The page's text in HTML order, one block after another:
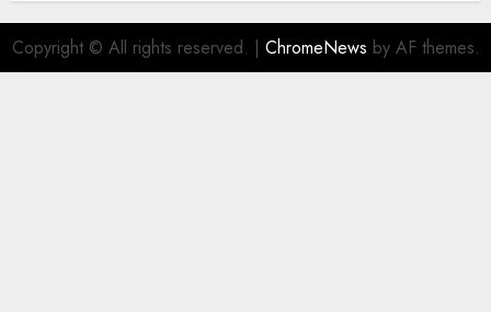
Copyright © All rights reserved. | ChromeNews by AF themes.